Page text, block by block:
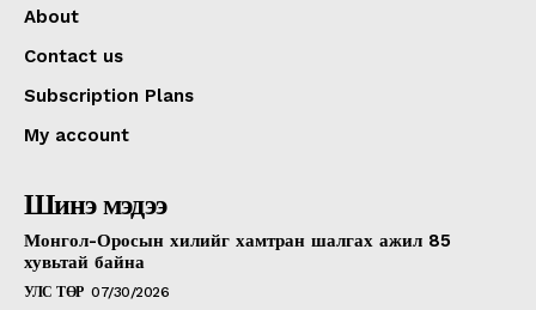
About
Contact us
Subscription Plans
My account
Шинэ мэдээ
Монгол-Оросын хилийг хамтран шалгах ажил 85
хувьтай байна
УЛС ТӨР 07/30/2026